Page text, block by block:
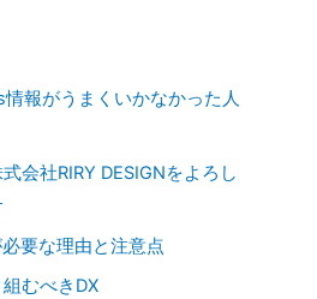
報がうまくいかなかった人
会社RIRY DESIGNをよろし
要な理由と注意点
むべきDX